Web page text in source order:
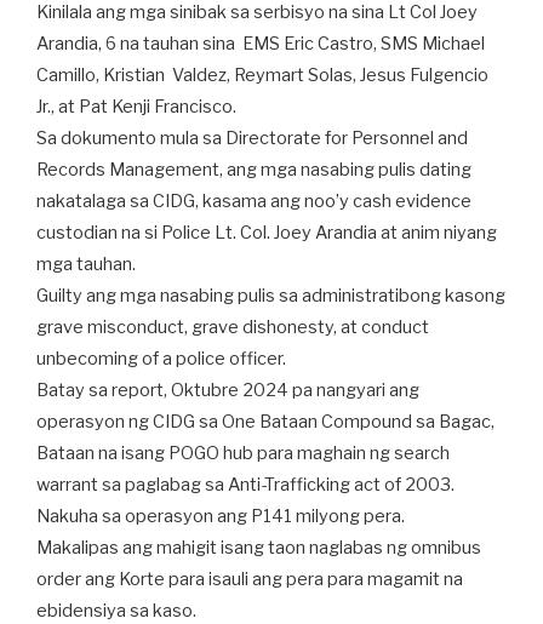
Kinilala ang mga sinibak sa serbisyo na sina Lt Col Joey
Arandia, 6 na tauhan sina EMS Eric Castro, SMS Michael
Camillo, Kristian Valdez, Reymart Solas, Jesus Fulgencio
Jr., at Pat Kenji Francisco.
Sa dokumento mula sa Directorate for Personnel and
Records Management, ang mga nasabing pulis dating
nakatalaga sa CIDG, kasama ang noo’y cash evidence
custodian na si Police Lt. Col. Joey Arandia at anim niyang
mga tauhan.
Guilty ang mga nasabing pulis sa administratibong kasong
grave misconduct, grave dishonesty, at conduct
unbecoming of a police officer.
Batay sa report, Oktubre 2024 pa nangyari ang
operasyon ng CIDG sa One Bataan Compound sa Bagac,
Bataan na isang POGO hub para maghain ng search
warrant sa paglabag sa Anti-Trafficking act of 2003.
Nakuha sa operasyon ang P141 milyong pera.
Makalipas ang mahigit isang taon naglabas ng omnibus
order ang Korte para isauli ang pera para magamit na
ebidensiya sa kaso.